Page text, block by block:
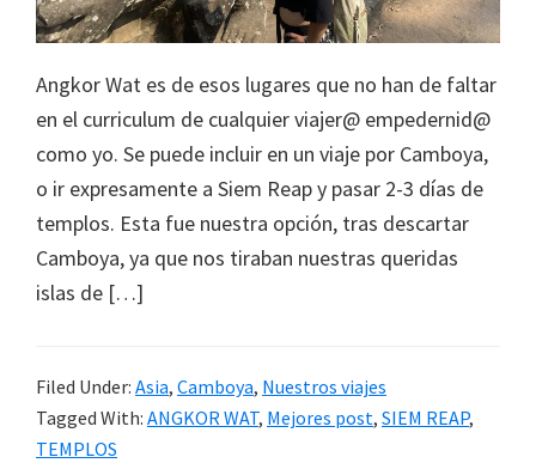
Angkor Wat es de esos lugares que no han de faltar
en el curriculum de cualquier viajer@ empedernid@
como yo. Se puede incluir en un viaje por Camboya,
o ir expresamente a Siem Reap y pasar 2-3 días de
templos. Esta fue nuestra opción, tras descartar
Camboya, ya que nos tiraban nuestras queridas
islas de […]
Filed Under: Asia, Camboya, Nuestros viajes
Tagged With: ANGKOR WAT, Mejores post, SIEM REAP,
TEMPLOS